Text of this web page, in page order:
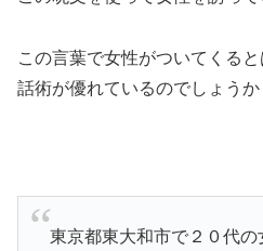
この言葉で女性がついてくる
話術が優れているのでしょうか
東京都東大和市で２０代